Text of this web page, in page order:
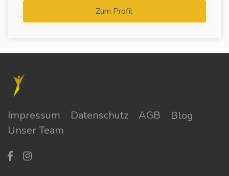
Zum Profil
Impressum Datenschutz AGB
Blog
Unser Team